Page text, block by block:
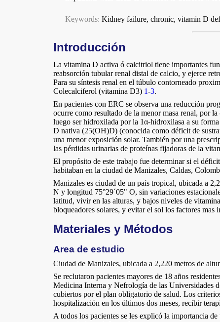
Keywords: Kidney failure, chronic, vitamin D
Introducción
La vitamina D activa ó calcitriol tiene importantes
reabsorción tubular renal distal de calcio, y ejerce
Para su síntesis renal en el túbulo contorneado
Colecalciferol (vitamina D3) 1-3.
En pacientes con ERC se observa una reducción
ocurre como resultado de la menor masa renal, por
luego ser hidroxilada por la 1α-hidroxilasa a su
D nativa (25(OH)D) (conocida como déficit de
una menor exposición solar. También por una
las pérdidas urinarias de proteínas fijadoras de la
El propósito de este trabajo fue determinar si el
habitaban en la ciudad de Manizales, Caldas,
Manizales es ciudad de un país tropical, ubicada a
N y longitud 75°29´05" O, sin variaciones
latitud, vivir en las alturas, y bajos niveles de
bloqueadores solares, y evitar el sol los factores mas
Materiales y Métodos
Area de estudio
Ciudad de Manizales, ubicada a 2,220 metros de
Se reclutaron pacientes mayores de 18 años
Medicina Interna y Nefrología de las Universidades
cubiertos por el plan obligatorio de salud. Los
hospitalización en los últimos dos meses, recibir
A todos los pacientes se les explicó la importancia